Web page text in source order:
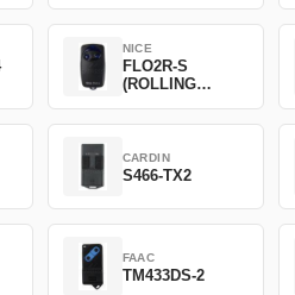
NICE
FLO2R-S
(ROLLING
CARDIN
S466-TX2
FAAC
TM433DS-2